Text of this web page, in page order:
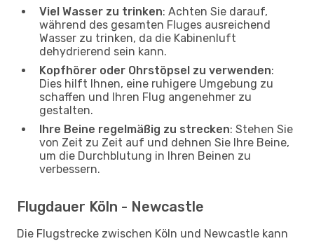
Viel Wasser zu trinken: Achten Sie darauf,
während des gesamten Fluges ausreichend
Wasser zu trinken, da die Kabinenluft
dehydrierend sein kann.
Kopfhörer oder Ohrstöpsel zu verwenden:
Dies hilft Ihnen, eine ruhigere Umgebung zu
schaffen und Ihren Flug angenehmer zu
gestalten.
Ihre Beine regelmäßig zu strecken: Stehen Sie
von Zeit zu Zeit auf und dehnen Sie Ihre Beine,
um die Durchblutung in Ihren Beinen zu
verbessern.
Flugdauer Köln - Newcastle
Die Flugstrecke zwischen Köln und Newcastle kann